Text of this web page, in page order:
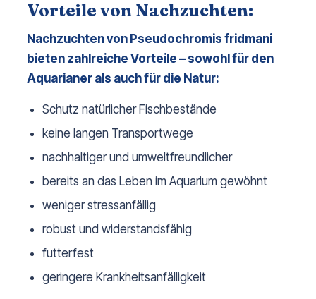
Vorteile von Nachzuchten:
Nachzuchten von Pseudochromis fridmani
bieten zahlreiche Vorteile – sowohl für den
Aquarianer als auch für die Natur:
Schutz natürlicher Fischbestände
keine langen Transportwege
nachhaltiger und umweltfreundlicher
bereits an das Leben im Aquarium gewöhnt
weniger stressanfällig
robust und widerstandsfähig
futterfest
geringere Krankheitsanfälligkeit